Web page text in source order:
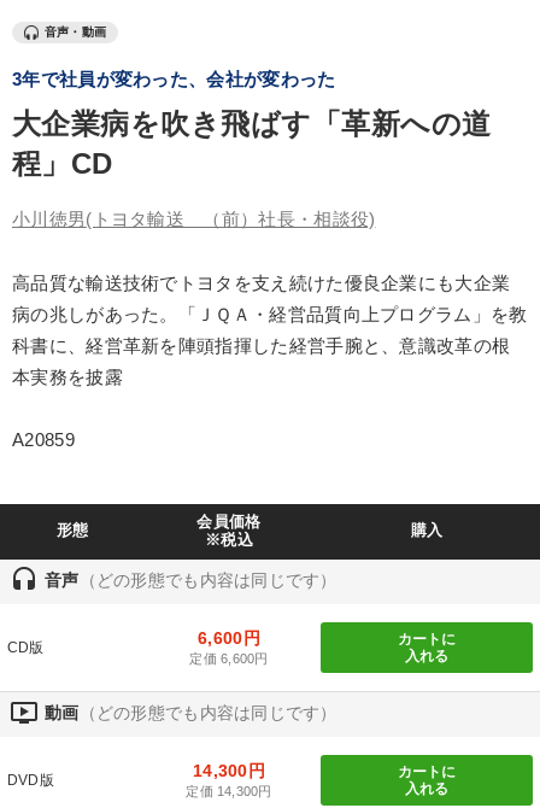
組織と人を動かすマネジメント力を磨く
社員が自律的に動き出す組織づくり 営業・社員研修
【3月】音声・映像
音声と動画で学ぶ
業種
製造業 卸売・小売・飲食業
キーワード
井上和弘 スポーツ関係
refresh 更新する
全国経営者セミナー収録物以外の経営教材（全762タイトル）からお探
音声・動画
3年で社員が変わった、会社が変わった
大企業病を吹き飛ばす「革新への道
程」CD
小川徳男(トヨタ輸送 （前）社長・相談役)
高品質な輸送技術でトヨタを支え続けた優良企業にも大企業
病の兆しがあった。「ＪＱＡ・経営品質向上プログラム」を教
科書に、経営革新を陣頭指揮した経営手腕と、意識改革の根
本実務を披露
A20859
形態
会員価格
※税込
購入
headset 音声 （どの形態でも内容は同じです）
CD版 6,600円
定価 6,600円
カートに
入れる
ondemand_video 動画 （どの形態でも内容は同じです）
DVD版 14,300円
定価 14,300円
カートに
入れる